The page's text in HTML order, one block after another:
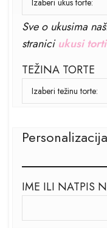
Sve o ukusima
straniciukusi torti
TEŽINA TORTE
Personalizacija
IME ILI NATPIS